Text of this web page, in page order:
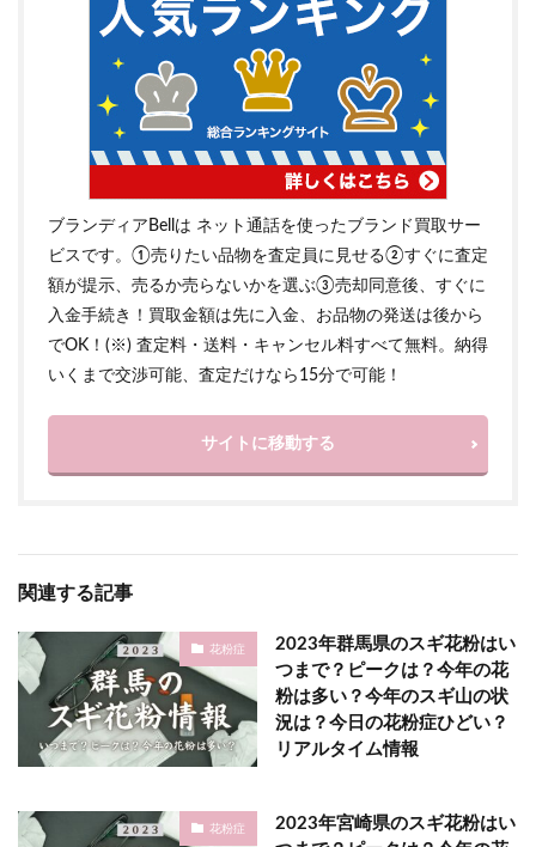
ブランディアBellは ネット通話を使ったブランド買取サー
ビスです。①売りたい品物を査定員に見せる②すぐに査定
額が提示、売るか売らないかを選ぶ③売却同意後、すぐに
入金手続き！買取金額は先に入金、お品物の発送は後から
でOK！(※) 査定料・送料・キャンセル料すべて無料。納得
いくまで交渉可能、査定だけなら15分で可能！
サイトに移動する
関連する記事
花粉症
2023年群馬県のスギ花粉はい
つまで？ピークは？今年の花
粉は多い？今年のスギ山の状
況は？今日の花粉症ひどい？
リアルタイム情報
花粉症
2023年宮崎県のスギ花粉はい